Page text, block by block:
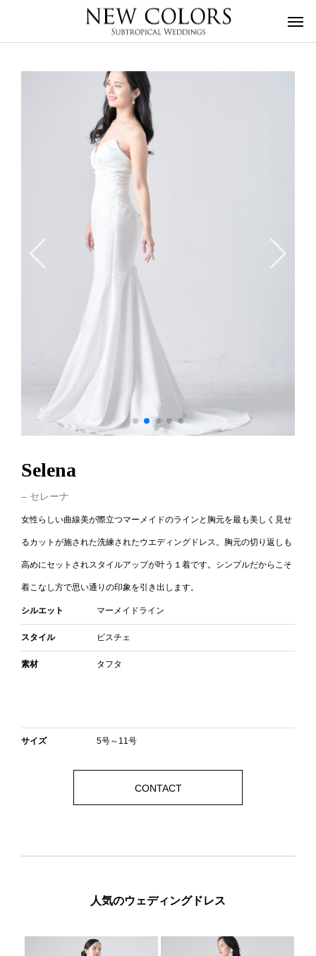
Selena
– セレーナ
女性らしい曲線美が際立つマーメイドのラインと胸元を最も美しく見せ
るカットが施された洗練されたウエディングドレス。胸元の切り返しも
高めにセットされスタイルアップが叶う１着です。シンプルだからこそ
着こなし方で思い通りの印象を引き出します。
シルエット マーメイドライン
スタイル ビスチェ
素材 タフタ
サイズ 5号～11号
CONTACT
人気のウェディングドレス